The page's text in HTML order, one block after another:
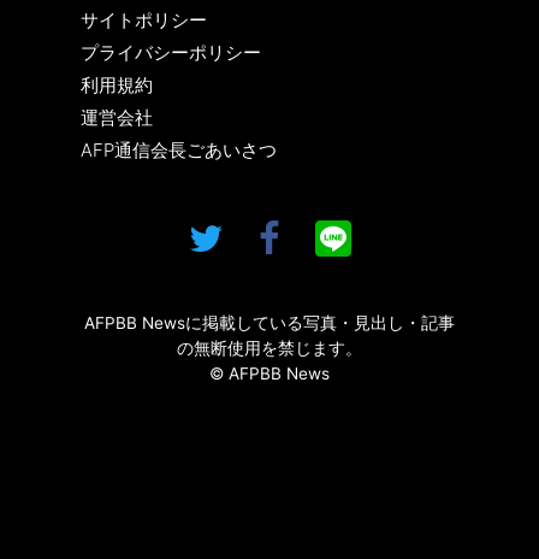
サイトポリシー
プライバシーポリシー
利用規約
運営会社
AFP通信会長ごあいさつ
AFPBB Newsに掲載している写真・見出し・記事
の無断使用を禁じます。
© AFPBB News